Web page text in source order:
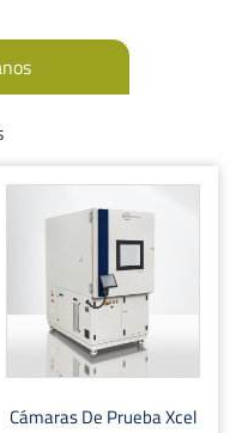
Cámaras De Prueba Xcel